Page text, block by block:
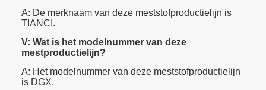
A: De merknaam van deze meststofproductielijn is
TIANCI.
V: Wat is het modelnummer van deze
mestproductielijn?
A: Het modelnummer van deze meststofproductielijn
is DGX.